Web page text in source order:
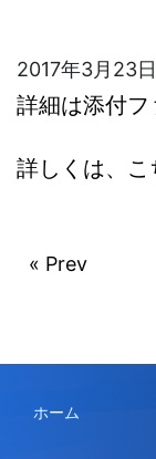
2017年3月23日
詳細は添付フ
詳しくは、こ
« Prev
ホーム